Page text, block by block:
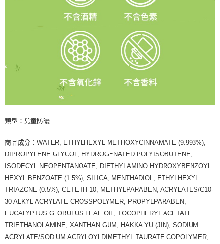
類型：兒童防曬
商品成分：WATER, ETHYLHEXYL METHOXYCINNAMATE (9.993%),
DIPROPYLENE GLYCOL, HYDROGENATED POLYISOBUTENE,
ISODECYL NEOPENTANOATE, DIETHYLAMINO HYDROXYBENZOYL
HEXYL BENZOATE (1.5%), SILICA, MENTHADIOL, ETHYLHEXYL
TRIAZONE (0.5%), CETETH-10, METHYLPARABEN, ACRYLATES/C10-
30 ALKYL ACRYLATE CROSSPOLYMER, PROPYLPARABEN,
EUCALYPTUS GLOBULUS LEAF OIL, TOCOPHERYL ACETATE,
TRIETHANOLAMINE, XANTHAN GUM, HAKKA YU (JIN), SODIUM
ACRYLATE/SODIUM ACRYLOYLDIMETHYL TAURATE COPOLYMER,